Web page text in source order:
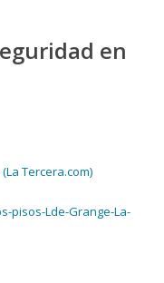
en
Tercera.com)
pisos-Lde-Grange-La-